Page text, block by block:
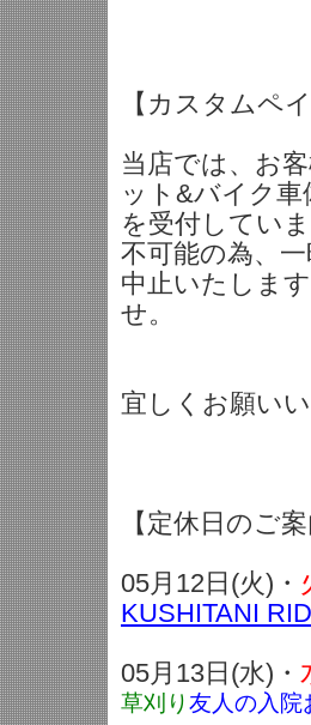
【カスタムペ
当店では、お
ット&バイク
を受付してい
不可能の為、
中止いたしま
せ。
宜しくお願い
【定休日のご案
05月12日(火)・
KUSHITANI
05月13日(水)・
草刈り友人の入院